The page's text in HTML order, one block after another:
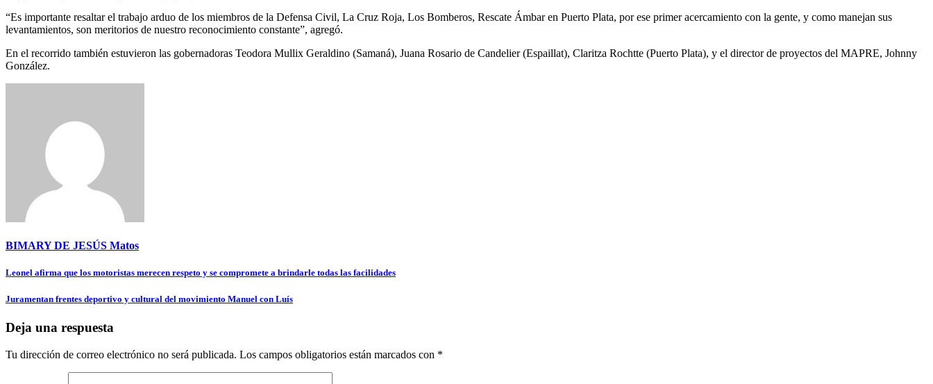
“Es importante resaltar el trabajo arduo de los miembros de la Defensa Civil, La Cruz Roja, Los Bomberos, Rescate Ámbar en Puerto Plata, por ese primer acercamiento con la gente, y como manejan sus
levantamientos, son meritorios de nuestro reconocimiento constante”, agregó.
En el recorrido también estuvieron las gobernadoras Teodora Mullix Geraldino (Samaná), Juana Rosario de Candelier (Espaillat), Claritza Rochtte (Puerto Plata), y el director de proyectos del MAPRE, Johnny
González.
BIMARY DE JESÚS Matos
Navegación
de
Leonel afirma que los motoristas merecen respeto y se compromete a brindarle todas las facilidades
Juramentan frentes deportivo y cultural del movimiento Manuel con Luís
Deja una respuesta
Tu dirección de correo electrónico no será publicada. Los campos obligatorios están marcados con *